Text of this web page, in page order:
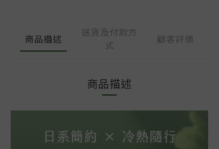
商品描述
送貨及付款方
式
顧客評價
商品描述